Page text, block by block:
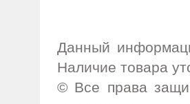
Данный
Наличие товара
© Все права